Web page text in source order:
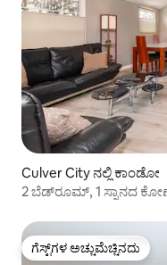
Culver City ನಲ್ಲಿ ಕಾಂಡೋ
2 ಬೆಡ್‌ರೂಮ್, 1 ಸ್ನಾನದ
ಗೆಸ್ಟ್‌ಗಳ ಅಚ್ಚುಮೆಚ್ಚಿನದು
ಗೆಸ್ಟ್‌ಗಳ ಅಚ್ಚುಮೆಚ್ಚಿನದು